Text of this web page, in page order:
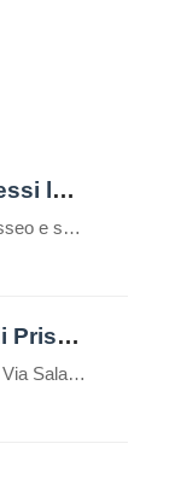
Riscoprire se stessi lungo il sentiero “VerdIdentità”
Roma non è solo Colosseo e sanpietrini. Nel cuore pulsante del Municipio II, nascosta tra il traffico della Nomentana, si apre un’oasi inaspettata dove il tempo sembra rallentare: Villa Leopardi. Proprio qui è stato appena inaugurato un percorso unico nel suo genere nella Capitale, il Sentiero Ecopsicologico “VerdIdentità”. Se cerchi una pausa dalla frenesia urbana […]
Le Catacombe di Priscilla
Situate lungo la storica Via Salaria, a pochi chilometri dal centro di Roma, le Catacombe di Priscilla rappresentano uno dei più straordinari tesori archeologici e spirituali della cristianità antica. Conosciute come la “Regina delle Catacombe”, questo complesso funerario sotterraneo custodisce alcuni degli affreschi cristiani più antichi e preziosi al mondo, testimonianza silenziosa ma eloquente della […]